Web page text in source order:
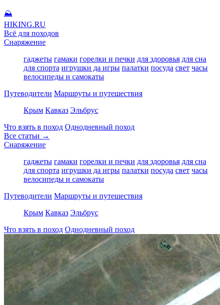
⛰
HIKING.RU
Всё для походов
Снаряжение
гаджеты гамаки горелки и печки для здоровья для сна
для спорта игрушки да игры палатки посуда свет часы
велосипеды и самокаты
Путеводители Маршруты и путешествия
Крым Кавказ Эльбрус
Что взять в поход Однодневный поход
Все статьи →
Снаряжение
гаджеты гамаки горелки и печки для здоровья для сна
для спорта игрушки да игры палатки посуда свет часы
велосипеды и самокаты
Путеводители Маршруты и путешествия
Крым Кавказ Эльбрус
Что взять в поход Однодневный поход